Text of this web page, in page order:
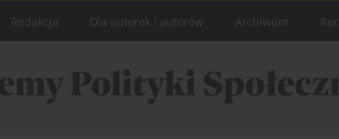
Redakcja Dla autorek i autorów Archiwum